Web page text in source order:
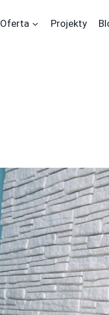
Oferta Projekty